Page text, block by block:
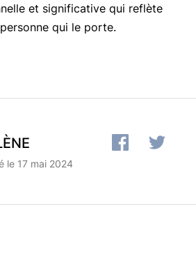
et significative qui reflète
qui le porte.
le 17 mai 2024